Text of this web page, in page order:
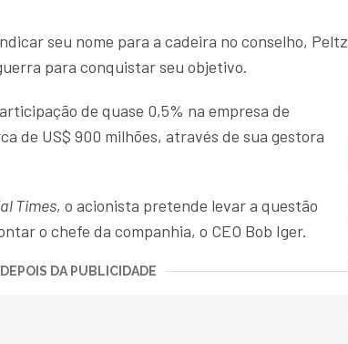
seu nome para a cadeira no conselho, Peltz
para conquistar seu objetivo.
de quase 0,5% na empresa de
de US$ 900 milhões, através de sua gestora
Times, o acionista pretende levar a questão
o chefe da companhia, o CEO Bob Iger.
DA PUBLICIDADE